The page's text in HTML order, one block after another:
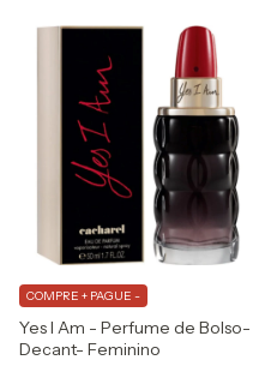
Yes I Am - Perfume de Bolso-
Decant- Feminino
COMPRE + PAGUE -